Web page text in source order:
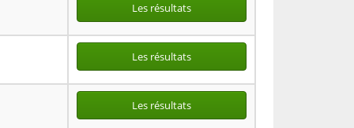
Les résultats
Les résultats
Les résultats